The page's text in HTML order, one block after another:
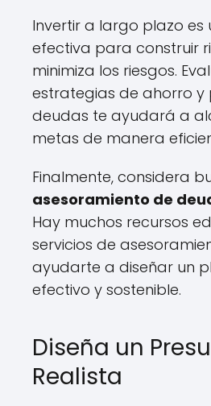
Invertir a largo plazo es
efectiva para construir
minimiza los riesgos.
estrategias de ahorro y
deudas te ayudará a
metas de manera
Finalmente, considera
asesoramiento de
Hay muchos recursos
servicios de
ayudarte a diseñar un
efectivo y sostenible.
Diseña un
Realista